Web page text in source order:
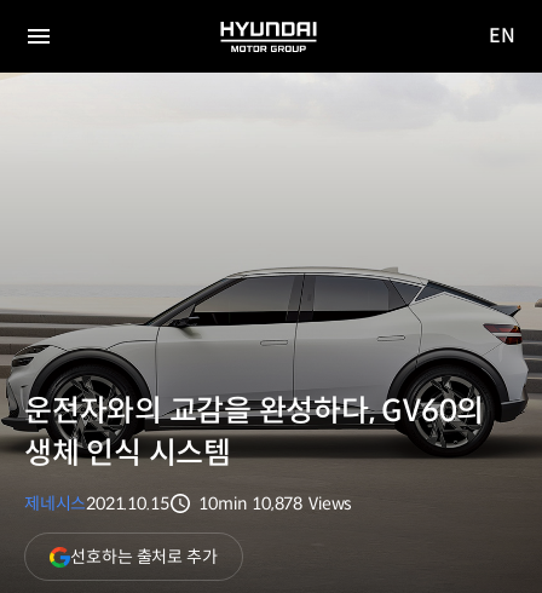
전체
HYUNDAI
MOTOR
EN
운전자와의 교감을 완성하다, GV60의
생체 인식 시스템
제네시스2021.10.15
10min 10,878 Views
선호하는 출처로 추가(새
창